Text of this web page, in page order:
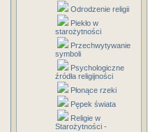
Odrodzenie religii
Piekło w
starożytności
Przechwytywanie
symboli
Psychologiczne
źródła religijności
Płonące rzeki
Pępek świata
Religie w
Starożytności -